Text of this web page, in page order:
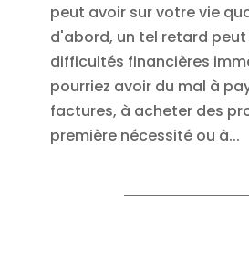
peut avoir sur votre vie
d'abord, un tel retard
difficultés financières
pourriez avoir du mal à
factures, à acheter des
première nécessité ou à...